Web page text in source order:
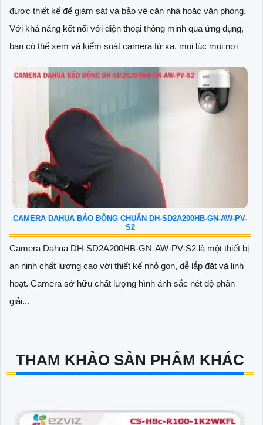
được thiết kế để giám sát và bảo vệ căn nhà hoặc văn phòng.
Với khả năng kết nối với điện thoại thông minh qua ứng dụng,
bạn có thể xem và kiểm soát camera từ xa, mọi lúc mọi nơi
CAMERA DAHUA BÁO ĐỘNG CHUẨN DH-SD2A200HB-GN-AW-PV-
S2
Camera Dahua DH-SD2A200HB-GN-AW-PV-S2 là một thiết bị
an ninh chất lượng cao với thiết kế nhỏ gọn, dễ lắp đặt và linh
hoạt. Camera sở hữu chất lượng hình ảnh sắc nét độ phân
giải...
THAM KHẢO SẢN PHẨM KHÁC